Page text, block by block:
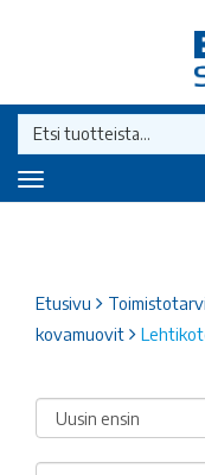
Toggle
Etusivu
kovamuovit